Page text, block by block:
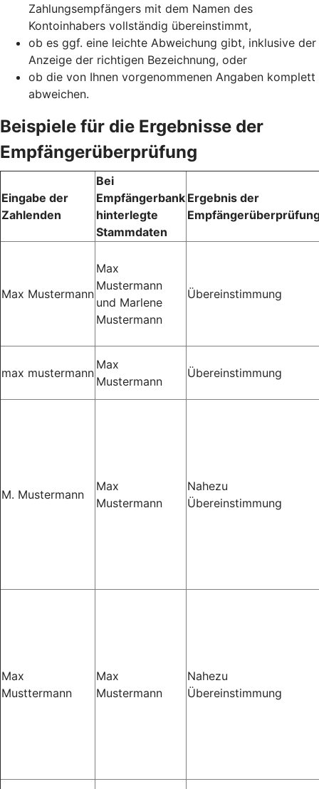
Zahlungsempfängers mit dem Namen des
Kontoinhabers vollständig übereinstimmt,
ob es ggf. eine leichte Abweichung gibt, inklusive der
Anzeige der richtigen Bezeichnung, oder
ob die von Ihnen vorgenommenen Angaben komplett
abweichen.
Beispiele für die Ergebnisse der
Empfängerüberprüfung
Eingabe der
Zahlenden
Bei
Empfängerbank
hinterlegte
Stammdaten
Ergebnis der
Max Mustermann
Max
Mustermann
und Marlene
Mustermann
Übereinstimmung
max mustermann
Max
Mustermann
Übereinstimmung
M. Mustermann
Max
Mustermann
Nahezu
Übereinstimmung
Max
Musttermann
Max
Mustermann
Nahezu
Übereinstimmung